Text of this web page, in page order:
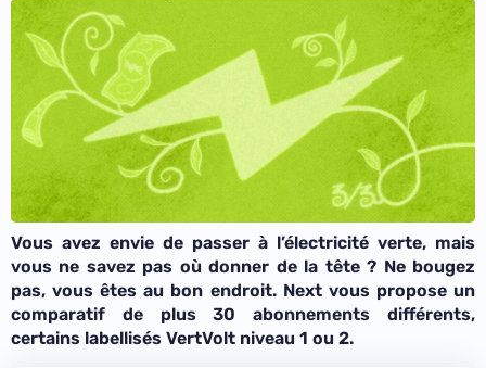
Vous avez envie de passer à l’électricité verte, mais
vous ne savez pas où donner de la tête ? Ne bougez
pas, vous êtes au bon endroit. Next vous propose un
comparatif de plus 30 abonnements différents,
certains labellisés VertVolt niveau 1 ou 2.